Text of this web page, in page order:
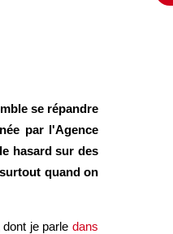
se répandre
par l'Agence
hasard sur des
quand on
dont je parledans